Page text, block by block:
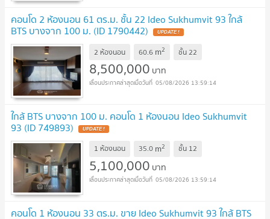
คอนโด 2 ห้องนอน 61 ตร.ม. ชั้น 22 Ideo Sukhumvit 93 ใกล้
BTS บางจาก 100 ม. (ID 1790442)
2 ห้องนอน 60.6 m2 ชั้น22
8,500,000 บาท
05/08/2026 13:59:14
ใกล้ BTS บางจาก 100 ม. คอนโด 1 ห้องนอน Ideo Sukhumvit
93 (ID 749893)
1 ห้องนอน 35.0 m2 ชั้น 12
5,100,000 บาท
05/08/2026 13:59:14
คอนโด 1 ห้องนอน 33 ตร.ม. ขาย Ideo Sukhumvit 93 ใกล้ BTS